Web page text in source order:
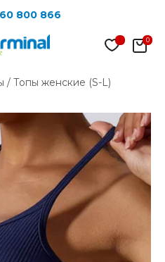
800 866
/ Топы женские (S-L)